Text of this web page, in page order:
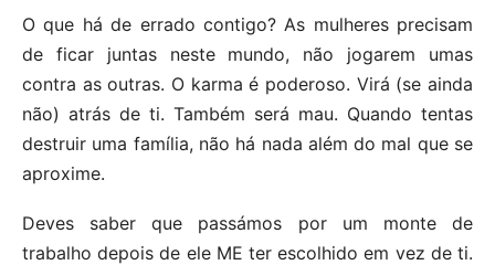
O que há de errado contigo? As mulheres precisam
de ficar juntas neste mundo, não jogarem umas
contra as outras. O karma é poderoso. Virá (se ainda
não) atrás de ti. Também será mau. Quando tentas
destruir uma família, não há nada além do mal que se
aproxime.
Deves saber que passámos por um monte de
trabalho depois de ele ME ter escolhido em vez de ti.